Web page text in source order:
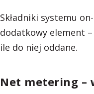
Składniki systemu
dodatkowy element
ile do niej oddane.
Net metering –